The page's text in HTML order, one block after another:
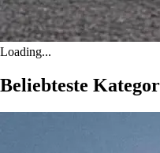
Loading...
Beliebteste